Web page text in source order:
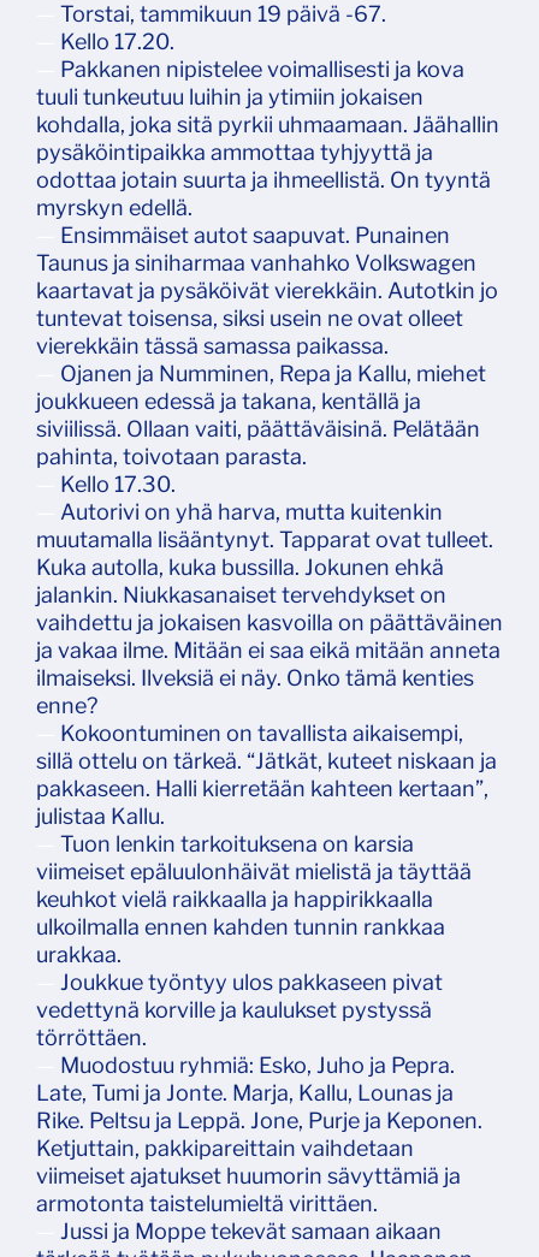
Torstai, tammikuun 19 päivä -67.
Kello 17.20.
Pakkanen nipistelee voimallisesti ja kova
tuuli tunkeutuu luihin ja ytimiin jokaisen
kohdalla, joka sitä pyrkii uhmaamaan. Jäähallin
pysäköintipaikka ammottaa tyhjyyttä ja
odottaa jotain suurta ja ihmeellistä. On tyyntä
myrskyn edellä.
Ensimmäiset autot saapuvat. Punainen
Taunus ja siniharmaa vanhahko Volkswagen
kaartavat ja pysäköivät vierekkäin. Autotkin jo
tuntevat toisensa, siksi usein ne ovat olleet
vierekkäin tässä samassa paikassa.
Ojanen ja Numminen, Repa ja Kallu, miehet
joukkueen edessä ja takana, kentällä ja
siviilissä. Ollaan vaiti, päättäväisinä. Pelätään
pahinta, toivotaan parasta.
Kello 17.30.
Autorivi on yhä harva, mutta kuitenkin
muutamalla lisääntynyt. Tapparat ovat tulleet.
Kuka autolla, kuka bussilla. Jokunen ehkä
jalankin. Niukkasanaiset tervehdykset on
vaihdettu ja jokaisen kasvoilla on päättäväinen
ja vakaa ilme. Mitään ei saa eikä mitään anneta
ilmaiseksi. Ilveksiä ei näy. Onko tämä kenties
enne?
Kokoontuminen on tavallista aikaisempi,
sillä ottelu on tärkeä. “Jätkät, kuteet niskaan ja
pakkaseen. Halli kierretään kahteen kertaan”,
julistaa Kallu.
Tuon lenkin tarkoituksena on karsia
viimeiset epäluulonhäivät mielistä ja täyttää
keuhkot vielä raikkaalla ja happirikkaalla
ulkoilmalla ennen kahden tunnin rankkaa
urakkaa.
Joukkue työntyy ulos pakkaseen pivat
vedettynä korville ja kaulukset pystyssä
törröttäen.
Muodostuu ryhmiä: Esko, Juho ja Pepra.
Late, Tumi ja Jonte. Marja, Kallu, Lounas ja
Rike. Peltsu ja Leppä. Jone, Purje ja Keponen.
Ketjuttain, pakkipareittain vaihdetaan
viimeiset ajatukset huumorin sävyttämiä ja
armotonta taistelumieltä virittäen.
Jussi ja Moppe tekevät samaan aikaan